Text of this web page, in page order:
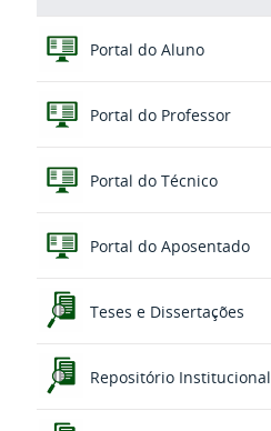
Portal do Aluno
Portal do Professor
Portal do Técnico
Portal do Aposentado
Teses e Dissertações
Repositório Institucional